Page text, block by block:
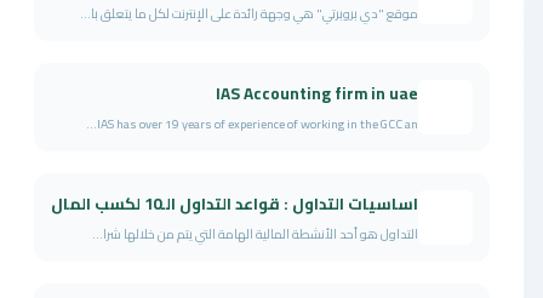
موقع "دي بروبرتي" هي وجهة رائدة على الإنترنت لكل ما يتعلق با...
IAS Accounting firm in uae
IAS has over 19 years of experience of working in the GCC an...
اساسيات التداول : قواعد التداول الـ10 لكسب المال
التداول هو أحد الأنشطة المالية الهامة التي يتم من خلالها شرا...